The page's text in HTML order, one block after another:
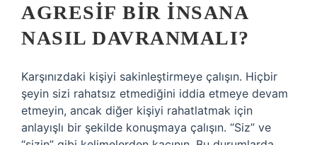
AGRESIF BIR INSANA
NASIL DAVRANMALI?
Karşınızdaki kişiyi sakinleştirmeye çalışın. Hiçbir
şeyin sizi rahatsız etmediğini iddia etmeye devam
etmeyin, ancak diğer kişiyi rahatlatmak için
anlayışlı bir şekilde konuşmaya çalışın. “Siz” ve